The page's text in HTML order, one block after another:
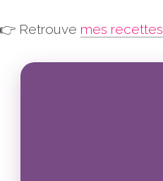
👉 Retrouve mes